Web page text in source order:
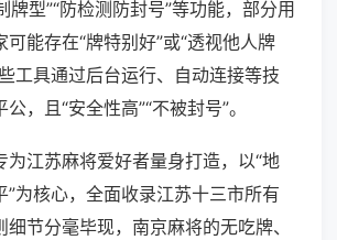
牌型”“防检测防封号”等功能，部分用
可能存在“牌特别好”或“透视他人牌
工具通过后台运行、自动连接等技
，且“安全性高”“不被封号”。
为江苏麻将爱好者量身打造，以“地
”为核心，全面收录江苏十三市所有
节分毫毕现，南京麻将的无吃牌、